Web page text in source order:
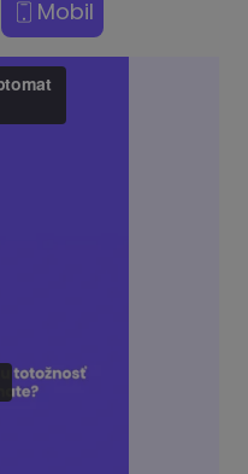
Mobil